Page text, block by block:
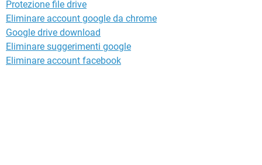
Protezione file drive
Eliminare account google da chrome
Google drive download
Eliminare suggerimenti google
Eliminare account facebook